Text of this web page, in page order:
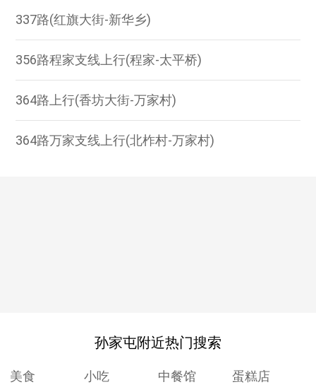
337路(红旗大街-新华乡)
356路程家支线上行(程家-太平桥)
364路上行(香坊大街-万家村)
364路万家支线上行(北柞村-万家村)
孙家屯附近热门搜索
美食 小吃 中餐馆
蛋糕店